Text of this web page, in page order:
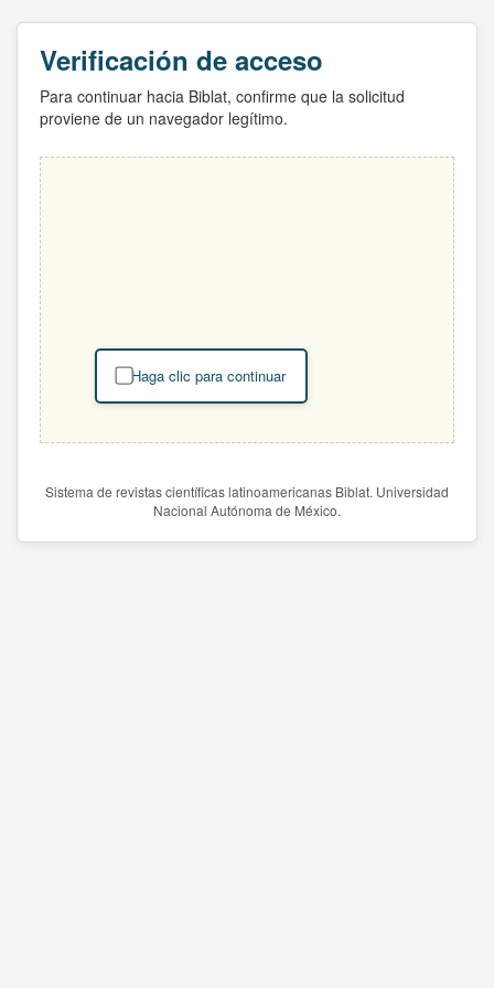
Verificación de acceso
Para continuar hacia Biblat, confirme que la solicitud
proviene de un navegador legítimo.
Haga clic para continuar
Sistema de revistas científicas latinoamericanas Biblat. Universidad
Nacional Autónoma de México.